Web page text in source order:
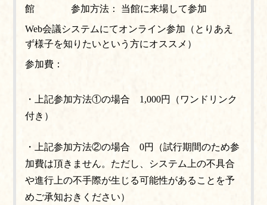
館
参加方法：
当館に来場して参加
Web会議システムにてオンライン参加（とりあえ
ず様子を知りたいという方にオススメ）
参加費：
・上記参加方法①の場合 1,000円（ワンドリンク
付き）
・上記参加方法②の場合 0円（試行期間のため参
加費は頂きません。ただし、システム上の不具合
や進行上の不手際が生じる可能性があることを予
めご承知おきください）